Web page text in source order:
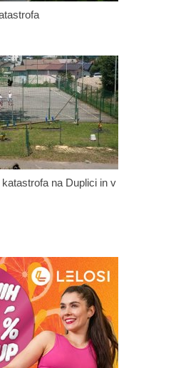
na Duplici in v